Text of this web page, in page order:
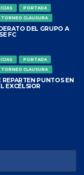
PORTADA
CLAUSURA
DEL GRUPO A
FC
PORTADA
CLAUSURA
REPARTEN PUNTOS EN
EXCÉLSIOR